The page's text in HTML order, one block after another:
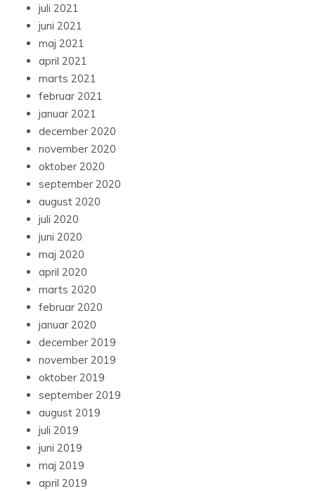
juli 2021
juni 2021
maj 2021
april 2021
marts 2021
februar 2021
januar 2021
december 2020
november 2020
oktober 2020
september 2020
august 2020
juli 2020
juni 2020
maj 2020
april 2020
marts 2020
februar 2020
januar 2020
december 2019
november 2019
oktober 2019
september 2019
august 2019
juli 2019
juni 2019
maj 2019
april 2019